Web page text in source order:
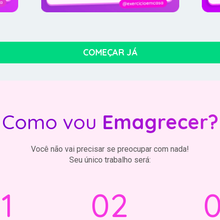
COMEÇAR JÁ
Como vou Emagrecer?
Você não vai precisar se preocupar com nada!
Seu único trabalho será:
02